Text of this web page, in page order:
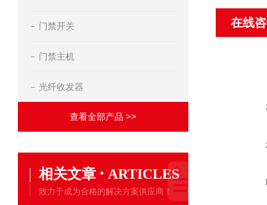
门禁开关
门禁主机
光纤收发器
查看全部产品 >>
相关文章 · ARTICLES
致力于成为合格的解决方案供应商！
在线